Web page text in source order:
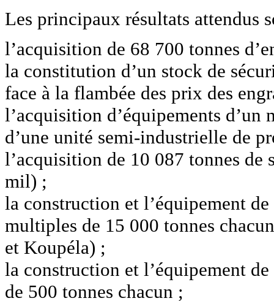
Les principaux résultats attendus
l’acquisition de 68 700 tonnes
la constitution d’un stock de
face à la flambée des prix des
l’acquisition d’équipements
d’une unité semi-industrielle de
l’acquisition de 10 087 tonnes de
mil) ;
la construction et l’équipement
multiples de 15 000 tonnes
et Koupéla) ;
la construction et l’équipement
de 500 tonnes chacun ;